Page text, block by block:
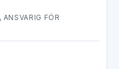
, ANSVARIG FÖR